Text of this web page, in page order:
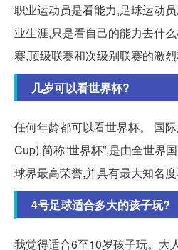
职业运动员是看能力,足球运动
业生涯,只是看自己的能力去什
赛,顶级联赛和次级别联赛的激烈
几岁可以看世界杯?
任何年龄都可以看世界杯。 国
Cup),简称“世界杯”,是由全世界
球界最高荣誉,并具有最大知名
4号足球适合多大的孩子玩?
我觉得适合6至10岁孩子玩。大